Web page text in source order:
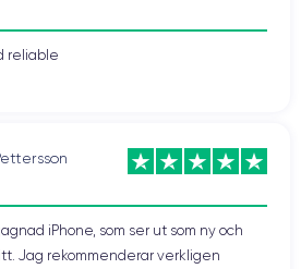
reliable
iPhone, som ser ut som ny och
Jag rekommenderar verkligen